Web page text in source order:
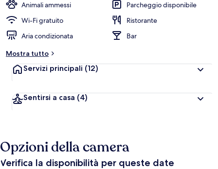
Animali ammessi
Parcheggio disponibile
Wi-Fi gratuito
Ristorante
Aria condizionata
Bar
Mostra tutto
Servizi principali (12)
Sentirsi a casa (4)
Opzioni della camera
Verifica la disponibilità per queste date